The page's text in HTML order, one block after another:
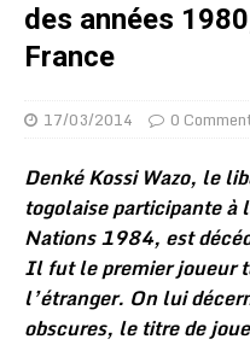
des années
France
17/03/2014 0
Denké Kossi Wazo, le
togolaise participante à
Nations 1984, est
Il fut le premier joueur
l’étranger. On lui
obscures, le titre de